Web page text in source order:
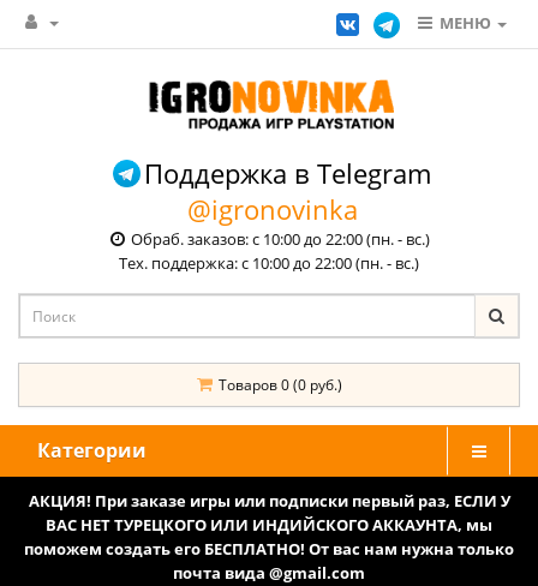
МЕНЮ
Поддержка в Telegram
@igronovinka
Обраб. заказов: с 10:00 до 22:00 (пн. - вс.)
Тех. поддержка: с 10:00 до 22:00 (пн. - вс.)
Товаров 0 (0 руб.)
Категории
АКЦИЯ! При заказе игры или подписки первый раз, ЕСЛИ У
ВАС НЕТ ТУРЕЦКОГО ИЛИ ИНДИЙСКОГО АККАУНТА, мы
поможем создать его БЕСПЛАТНО! От вас нам нужна только
почта вида @gmail.com